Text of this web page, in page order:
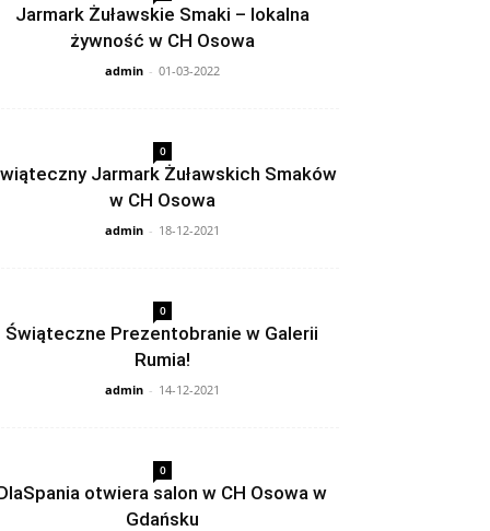
Jarmark Żuławskie Smaki – lokalna
żywność w CH Osowa
admin - 01-03-2022
0
Jarmark Żuławskich Smaków
w CH Osowa
admin - 18-12-2021
0
Świąteczne Prezentobranie w Galerii
Rumia!
admin - 14-12-2021
0
otwiera salon w CH Osowa w
Gdańsku